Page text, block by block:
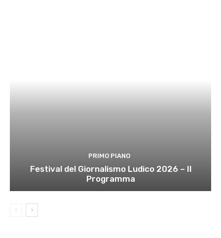
PRIMO PIANO
Festival del Giornalismo Ludico 2026 – Il
Programma